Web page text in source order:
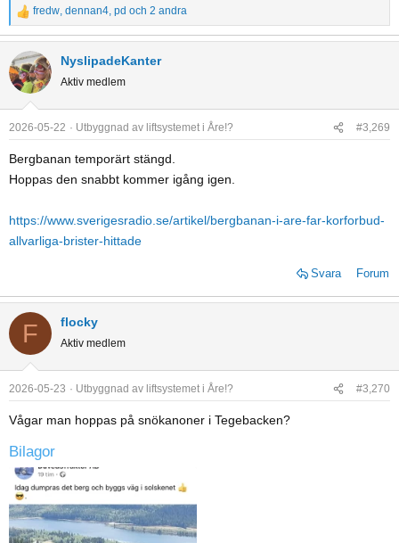
R
e
a
c
t
i
o
n
s
:
fredw, dennan4, pd och 2 andra
NyslipadeKanter
Aktiv medlem
2026-05-22 Utbyggnad av liftsystemet i Åre!? #3,269
Bergbanan temporärt stängd.
Hoppas den snabbt kommer igång igen.
https://www.sverigesradio.se/artikel/bergbanan-i-are-far-korforbud-
allvarliga-brister-hittade
Svara Forum
F flocky
Aktiv medlem
2026-05-23 Utbyggnad av liftsystemet i Åre!? #3,270
Vågar man hoppas på snökanoner i Tegebacken?
Bilagor